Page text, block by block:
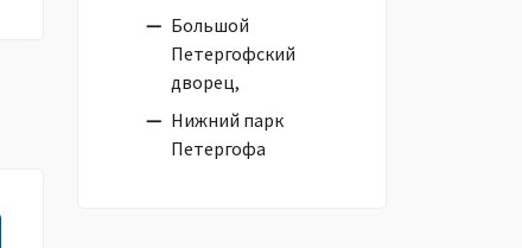
Большой
Петергофский
дворец,
Нижний парк
Петергофа